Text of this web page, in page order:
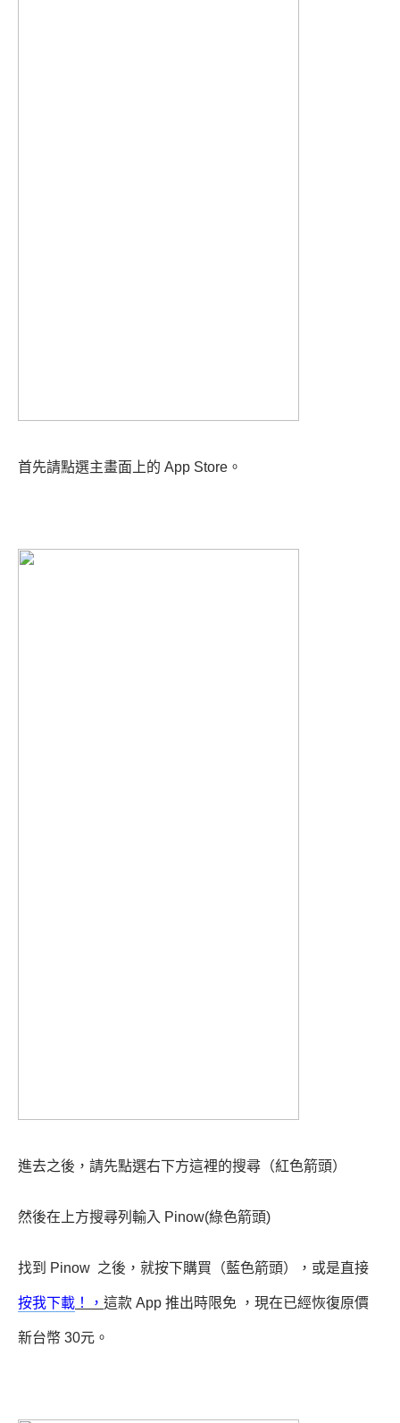
首先請點選主畫面上的 App Store。
進去之後，請先點選右下方這裡的搜尋（紅色箭頭）
然後在上方搜尋列輸入 Pinow(綠色箭頭)
找到 Pinow 之後，就按下購買（藍色箭頭），或是直接
按我下載 ！， 這款 App 推出時限免 ，現在已經恢復原價
新台幣 30元。